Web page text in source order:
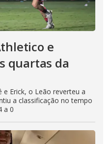
e
quartas da
e Erick, o Leão reverteu a
a classificação no tempo
a 0